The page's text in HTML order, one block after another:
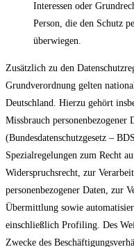
Interessen oder
Person, die den Schutz
überwiegen.
Zusätzlich zu den
Grundverordnung gelten
Deutschland. Hierzu gehört
Missbrauch personenbezogener
(Bundesdatenschutzgesetz –
Spezialregelungen zum Recht
Widerspruchsrecht, zur
personenbezogener Daten, zur
Übermittlung sowie
einschließlich Profiling. Des
Zwecke des